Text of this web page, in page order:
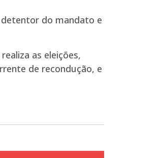
do mandato e
as eleições,
de recondução, e